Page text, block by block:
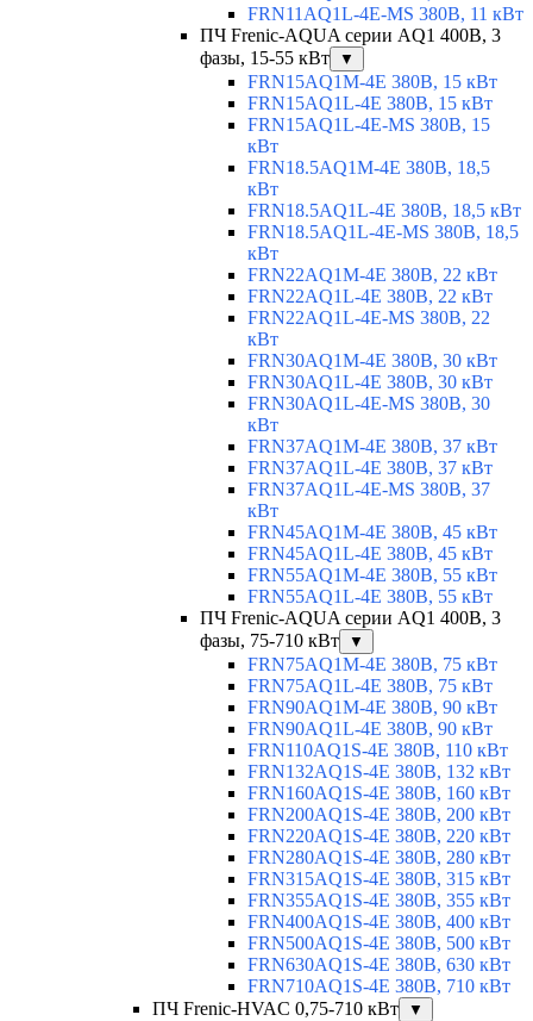
FRN11AQ1L-4E-MS 380В, 11 кВт
ПЧ Frenic-AQUA серии AQ1 400В, 3
фазы, 15-55 кВт
▼
FRN15AQ1M-4E 380В, 15 кВт
FRN15AQ1L-4E 380В, 15 кВт
FRN15AQ1L-4E-MS 380В, 15
кВт
FRN18.5AQ1M-4E 380В, 18,5
кВт
FRN18.5AQ1L-4E 380В, 18,5 кВт
FRN18.5AQ1L-4E-MS 380В, 18,5
кВт
FRN22AQ1M-4E 380В, 22 кВт
FRN22AQ1L-4E 380В, 22 кВт
FRN22AQ1L-4E-MS 380В, 22
кВт
FRN30AQ1M-4E 380В, 30 кВт
FRN30AQ1L-4E 380В, 30 кВт
FRN30AQ1L-4E-MS 380В, 30
кВт
FRN37AQ1M-4E 380В, 37 кВт
FRN37AQ1L-4E 380В, 37 кВт
FRN37AQ1L-4E-MS 380В, 37
кВт
FRN45AQ1M-4E 380В, 45 кВт
FRN45AQ1L-4E 380В, 45 кВт
FRN55AQ1M-4E 380В, 55 кВт
FRN55AQ1L-4E 380В, 55 кВт
ПЧ Frenic-AQUA серии AQ1 400В, 3
фазы, 75-710 кВт
▼
FRN75AQ1M-4E 380В, 75 кВт
FRN75AQ1L-4E 380В, 75 кВт
FRN90AQ1M-4E 380В, 90 кВт
FRN90AQ1L-4E 380В, 90 кВт
FRN110AQ1S-4E 380В, 110 кВт
FRN132AQ1S-4E 380В, 132 кВт
FRN160AQ1S-4E 380В, 160 кВт
FRN200AQ1S-4E 380В, 200 кВт
FRN220AQ1S-4E 380В, 220 кВт
FRN280AQ1S-4E 380В, 280 кВт
FRN315AQ1S-4E 380В, 315 кВт
FRN355AQ1S-4E 380В, 355 кВт
FRN400AQ1S-4E 380В, 400 кВт
FRN500AQ1S-4E 380В, 500 кВт
FRN630AQ1S-4E 380В, 630 кВт
FRN710AQ1S-4E 380В, 710 кВт
ПЧ Frenic-HVAC 0,75-710 кВт
▼